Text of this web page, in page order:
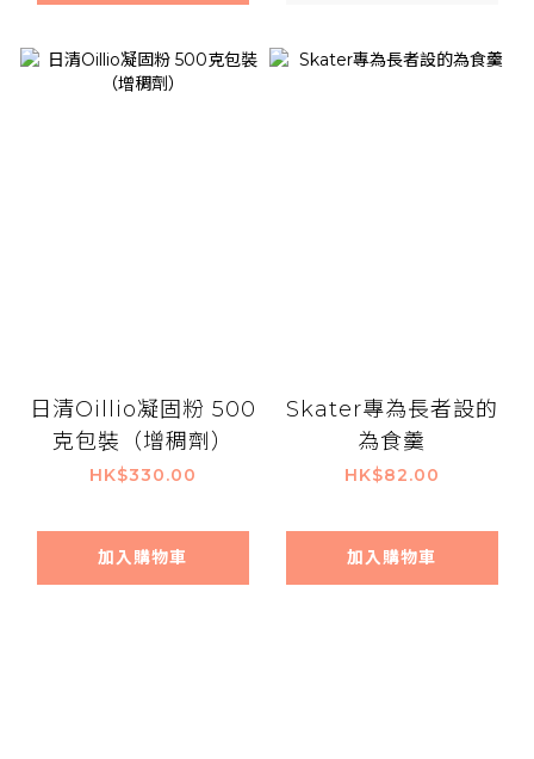
日清Oillio凝固粉 500
克包裝（增稠劑）
HK$330.00
加入購物車
Skater專為長者設的
為食羹
HK$82.00
加入購物車